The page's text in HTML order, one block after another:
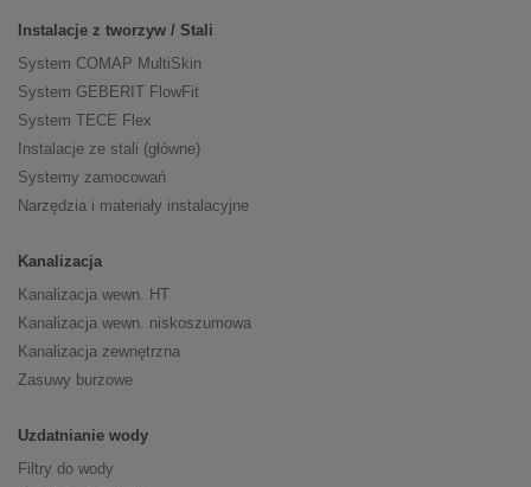
Instalacje z tworzyw / Stali
System COMAP MultiSkin
System GEBERIT FlowFit
System TECE Flex
Instalacje ze stali (główne)
Systemy zamocowań
Narzędzia i materiały instalacyjne
Kanalizacja
Kanalizacja wewn. HT
Kanalizacja wewn. niskoszumowa
Kanalizacja zewnętrzna
Zasuwy burzowe
Uzdatnianie wody
Filtry do wody